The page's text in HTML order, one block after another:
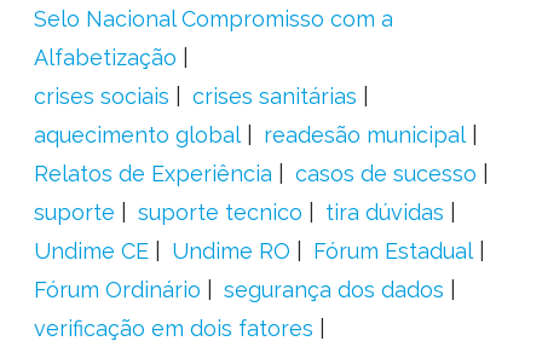
Selo Nacional Compromisso com a
Alfabetização
crises sociais
crises sanitárias
aquecimento global
readesão municipal
Relatos de Experiência
casos de sucesso
suporte
suporte tecnico
tira dúvidas
Undime CE
Undime RO
Fórum Estadual
Fórum Ordinário
segurança dos dados
verificação em dois fatores